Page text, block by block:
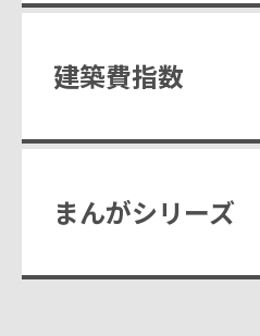
建築費指数
まんがシリーズ